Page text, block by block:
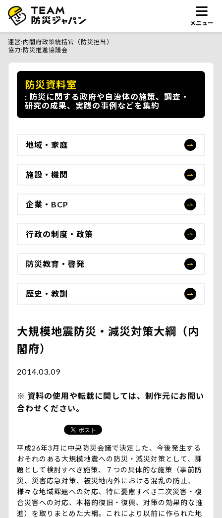
メニュー
運営 内閣府政策統括官（防災担当）
協力 防災推進協議会
防災資料室
防災に関する政府や自治体の施策、調査・
研究の成果、実践の事例などを集約
地域・家庭
施設・機関
企業・BCP
行政の制度・政策
防災教育・啓発
歴史・教訓
大規模地震防災・減災対策大綱（内
閣府）
2014.03.09
資料の使用や転載に関しては、制作元にお問い
合わせください。
平成26年3月に中央防災会議で決定した、今後発生する
おそれのある大規模地震への防災・減災対策として、課
題として検討すべき施策、７つの具体的な施策（事前防
災、災害応急対策、被災地内外における混乱の防止、
様々な地域課題への対応、特に憂慮すべき二次災害・複
合災害への対応、本格的復旧・復興、対策の効果的な推
進）を取りまとめた大綱。これにより以前に作られた地